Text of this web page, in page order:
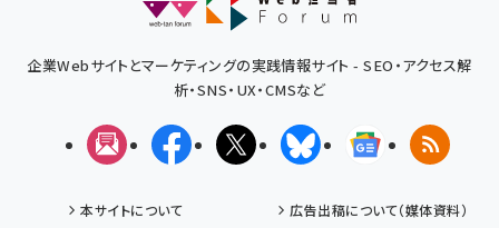
企業Webサイトとマーケティングの実践情報サイト - SEO・アクセス解
析・SNS・UX・CMSなど
メルマガFacebookX(エックス)BlueskyGoogleニュ
RSS
本サイトについて
広告出稿について（媒体資料）